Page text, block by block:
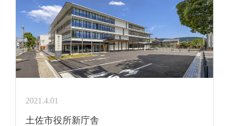
2021.4.01
土佐市役所新庁舎